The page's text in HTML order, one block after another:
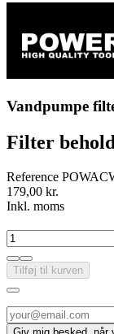
Vandpumpe
Filter
Reference
179,00 kr.
Inkl. moms
Tilføj til kurven